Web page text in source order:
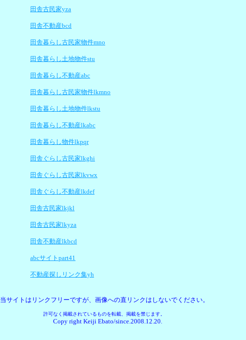
田舎古民家yza
田舎不動産bcd
田舎暮らし古民家物件mno
田舎暮らし土地物件stu
田舎暮らし不動産abc
田舎暮らし古民家物件lkmno
田舎暮らし土地物件lkstu
田舎暮らし不動産lkabc
田舎暮らし物件lkpqr
田舎ぐらし古民家lkghi
田舎ぐらし古民家lkvwx
田舎ぐらし不動産lkdef
田舎古民家lkjkl
田舎古民家lkyza
田舎不動産lkbcd
abcサイトpart41
不動産探しリンク集yh
当サイトはリンクフリーですが、画像への直リンクはしないでください。
許可なく掲載されているものを転載、掲載を禁じます。
Copy right Keiji Ebato/since.2008.12.20.